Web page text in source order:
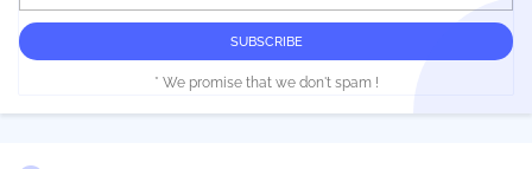
* We promise that we don't spam !